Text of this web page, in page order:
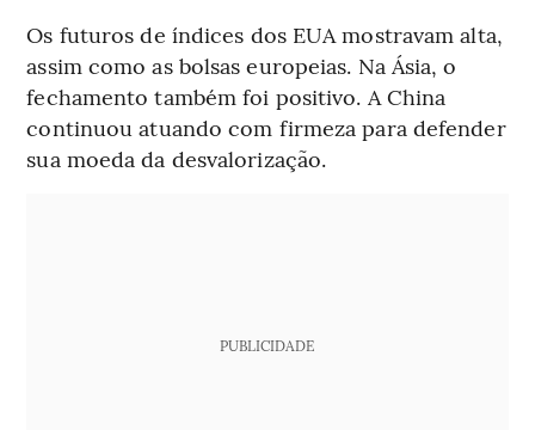
Os futuros de índices dos EUA mostravam alta,
assim como as bolsas europeias. Na Ásia, o
fechamento também foi positivo. A China
continuou atuando com firmeza para defender
sua moeda da desvalorização.
PUBLICIDADE